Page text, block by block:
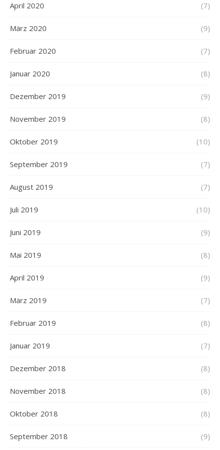
April 2020 (7)
März 2020 (9)
Februar 2020 (7)
Januar 2020 (8)
Dezember 2019 (9)
November 2019 (8)
Oktober 2019 (10)
September 2019 (7)
August 2019 (7)
Juli 2019 (10)
Juni 2019 (9)
Mai 2019 (8)
April 2019 (9)
März 2019 (7)
Februar 2019 (8)
Januar 2019 (7)
Dezember 2018 (8)
November 2018 (8)
Oktober 2018 (8)
September 2018 (9)